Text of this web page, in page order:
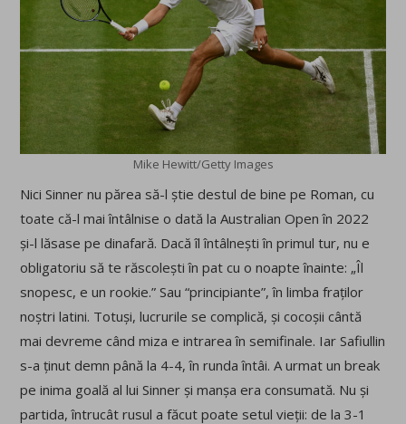
Mike Hewitt/Getty Images
Nici Sinner nu părea să-l știe destul de bine pe Roman, cu
toate că-l mai întâlnise o dată la Australian Open în 2022
și-l lăsase pe dinafară. Dacă îl întâlnești în primul tur, nu e
obligatoriu să te răscolești în pat cu o noapte înainte: „Îl
snopesc, e un rookie.” Sau “principiante”, în limba fraților
noștri latini. Totuși, lucrurile se complică, și cocoșii cântă
mai devreme când miza e intrarea în semifinale. Iar Safiullin
s-a ținut demn până la 4-4, în runda întâi. A urmat un break
pe inima goală al lui Sinner și manșa era consumată. Nu și
partida, întrucât rusul a făcut poate setul vieții: de la 3-1